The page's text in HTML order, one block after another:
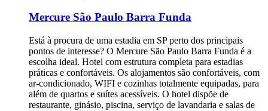
Mercure São Paulo Barra Funda
Está à procura de uma estadia em SP perto dos principais
pontos de interesse? O Mercure São Paulo Barra Funda é a
escolha ideal. Hotel com estrutura completa para estadias
práticas e confortáveis. Os alojamentos são confortáveis, com
ar-condicionado, WIFI e cozinhas totalmente equipadas, para
além de quartos e suítes acessíveis. O hotel dispõe de
restaurante, ginásio, piscina, serviço de lavandaria e salas de